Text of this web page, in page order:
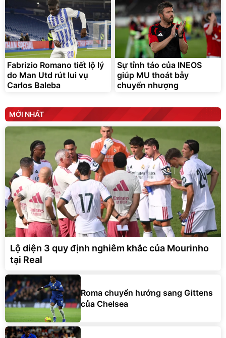
Fabrizio Romano tiết lộ lý
do Man Utd rút lui vụ
Carlos Baleba
Sự tỉnh táo của INEOS
giúp MU thoát bẫy
chuyển nhượng
MỚI NHẤT
Lộ diện 3 quy định nghiêm khắc của Mourinho
tại Real
Roma chuyển hướng sang Gittens
của Chelsea